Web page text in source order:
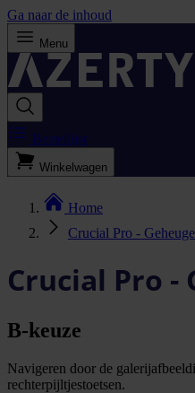
Ga naar de inhoud
Menu
Bestellijst
Winkelwagen
Home
Crucial Pro -
Crucial Pro -
B-keuze
Navigeren door de
rechterpijltjestoetsen.